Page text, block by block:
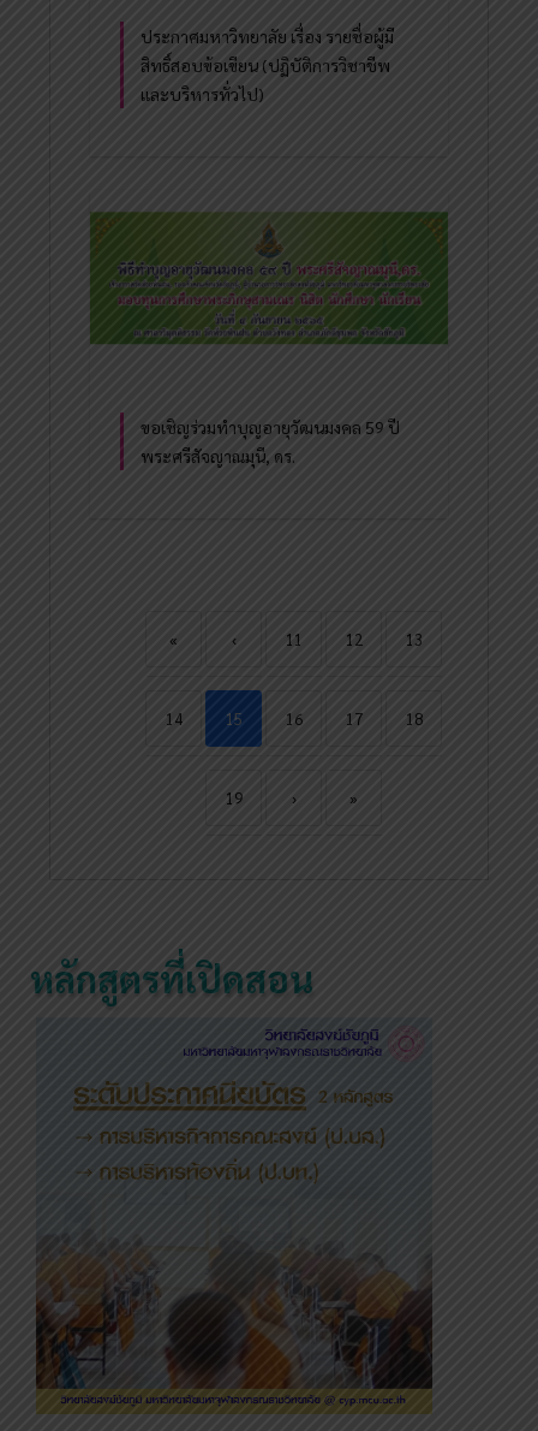
ประกาศมหาวิทยาลัย เรื่อง รายชื่อผู้มี
สิทธิ์สอบข้อเขียน (ปฏิบัติการวิชาชีพ
และบริหารทั่วไป)
ขอเชิญร่วมทำบุญอายุวัฒนมงคล 59 ปี
พระศรีสัจญาณมุนี, ดร.
« ‹ 11 12 13
14 15 16 17 18
19 › »
หลักสูตรที่เปิดสอน